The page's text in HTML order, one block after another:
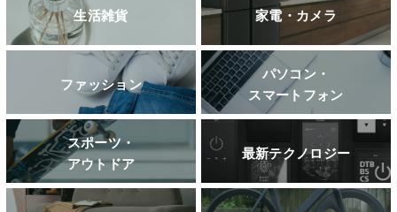
生活雑貨 家電・カメラ
ファッション
パソコン・
スマートフォン
スポーツ・
アウトドア
最新テクノロジー